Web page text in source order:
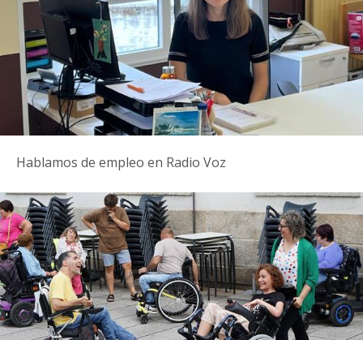
Hablamos de empleo en Radio Voz